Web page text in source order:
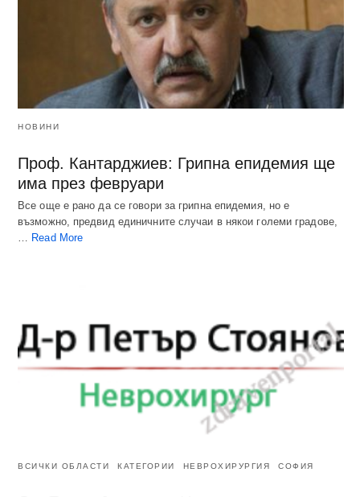
НОВИНИ
Проф. Кантарджиев: Грипна епидемия ще
има през февруари
Все още е рано да се говори за грипна епидемия, но е
възможно, предвид единичните случаи в някои големи градове,
… Read More
ВСИЧКИ ОБЛАСТИ КАТЕГОРИИ НЕВРОХИРУРГИЯ СОФИЯ